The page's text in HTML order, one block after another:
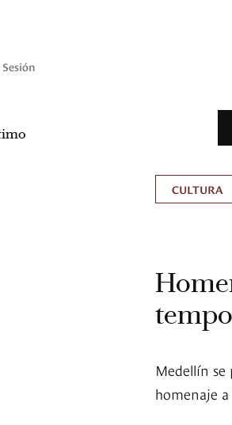
CULTURA
Medellín
homenaje